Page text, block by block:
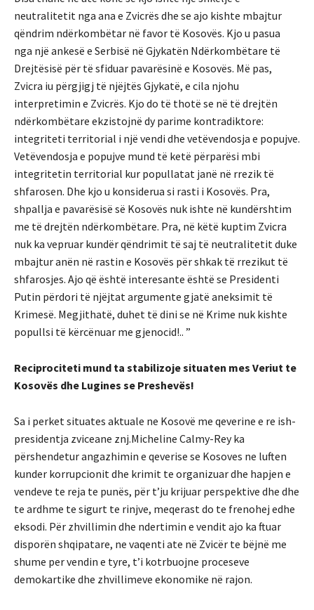
neutralitetit nga ana e Zvicrës dhe se ajo kishte mbajtur
qëndrim ndërkombëtar në favor të Kosovës. Kjo u pasua
nga një ankesë e Serbisë në Gjykatën Ndërkombëtare të
Drejtësisë për të sfiduar pavarësinë e Kosovës. Më pas,
Zvicra iu përgjigj të njëjtës Gjykatë, e cila njohu
interpretimin e Zvicrës. Kjo do të thotë se në të drejtën
ndërkombëtare ekzistojnë dy parime kontradiktore:
integriteti territorial i një vendi dhe vetëvendosja e popujve.
Vetëvendosja e popujve mund të ketë përparësi mbi
integritetin territorial kur popullatat janë në rrezik të
shfarosen. Dhe kjo u konsiderua si rasti i Kosovës. Pra,
shpallja e pavarësisë së Kosovës nuk ishte në kundërshtim
me të drejtën ndërkombëtare. Pra, në këtë kuptim Zvicra
nuk ka vepruar kundër qëndrimit të saj të neutralitetit duke
mbajtur anën në rastin e Kosovës për shkak të rrezikut të
shfarosjes. Ajo që është interesante është se Presidenti
Putin përdori të njëjtat argumente gjatë aneksimit të
Krimesë. Megjithatë, duhet të dini se në Krime nuk kishte
popullsi të kërcënuar me gjenocid!.. ”
Reciprociteti mund ta stabilizoje situaten mes Veriut te
Kosovës dhe Lugines se Preshevës!
Sa i perket situates aktuale ne Kosovë me qeverine e re ish-
presidentja zviceane znj.Micheline Calmy-Rey ka
përshendetur angazhimin e qeverise se Kosoves ne luften
kunder korrupcionit dhe krimit te organizuar dhe hapjen e
vendeve te reja te punës, për t’ju krijuar perspektive dhe dhe
te ardhme te sigurt te rinjve, meqerast do te frenohej edhe
eksodi. Për zhvillimin dhe ndertimin e vendit ajo ka ftuar
disporën shqipatare, ne vaqenti ate në Zvicër te bëjnë me
shume per vendin e tyre, t’i kotrbuojne proceseve
demokartike dhe zhvillimeve ekonomike në rajon.